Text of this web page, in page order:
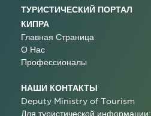
ТУРИСТИЧЕСКИЙ ПОРТАЛ
КИПРА
Главная Страница
О Нас
Профессионалы
НАШИ КОНТАКТЫ
Deputy Ministry of Tourism
Для туристической информации: